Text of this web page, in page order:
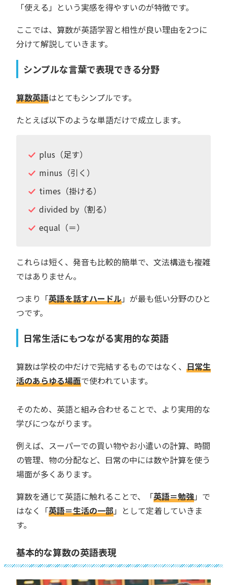
「使える」という実感を得やすいのが特徴です。
ここでは、算数が英語学習と相性が良い理由を2つに
分けて解説していきます。
シンプルな言葉で表現できる分野
算数英語はとてもシンプルです。
たとえば以下のような単語だけで成立します。
plus（足す）
minus（引く）
times（掛ける）
divided by（割る）
equal（＝）
これらは短く、発音も比較的簡単で、文法構造も複雑
ではありません。
つまり「英語を話すハードル」が最も低い分野のひと
つです。
日常生活にもつながる実用的な英語
算数は学校の中だけで完結するものではなく、 日常生
活のあらゆる場面で使われています。
そのため、英語と組み合わせることで、より実用的な
学びにつながります。
例えば、スーパーでの買い物やお小遣いの計算、時間
の管理、物の分配など、日常の中には数や計算を使う
場面が多くあります。
算数を通じて英語に触れることで、「英語＝勉強」で
はなく「英語＝生活の一部」として定着していきま
す。
基本的な算数の英語表現